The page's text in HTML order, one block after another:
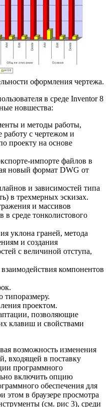
оформления чертежа.
в среде Inventor 8
новшества:
и методы работы,
с чертежом и
проекту на основе
импорте файлов в
новый формат DWG от
и зависимостей типа
в трехмерных эскизах.
и массивов
в среде тонколистового
уклона граней, метода
и создания
с величиной отступа,
компонентов
типоразмеру.
проектом.
позволяющие
клавиш и свойствами
возможность изменения
входящей в поставку
программного
включить опцию
обеспечения для
этом в браузере просмотра
(см. рис 3), среди